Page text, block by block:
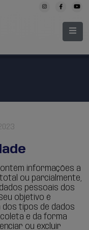
informações a
ou parcialmente,
pessoais dos
objetivo é
tipos de dados
e da forma
ou excluir